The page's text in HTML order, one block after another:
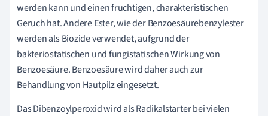
werden kann und einen fruchtigen, charakteristischen
Geruch hat. Andere Ester, wie der Benzoesäurebenzylester
werden als Biozide verwendet, aufgrund der
bakteriostatischen und fungistatischen Wirkung von
Benzoesäure. Benzoesäure wird daher auch zur
Behandlung von Hautpilz eingesetzt.
Das Dibenzoylperoxid wird als Radikalstarter bei vielen